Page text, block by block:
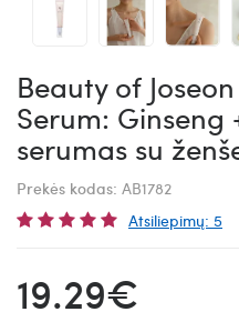
Beauty of
Serum: Ginseng
serumas su
Prekės kodas: AB1782
Atsiliepimų: 5
19.29€